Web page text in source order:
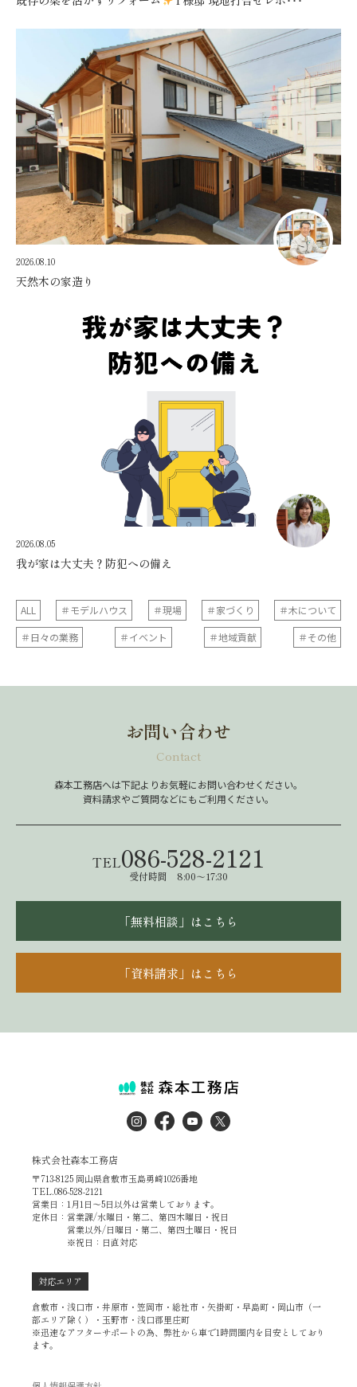
2026.08.10
天然木の家造り
2026.08.05
我が家は大丈夫？防犯への備え
ALL ＃モデルハウス ＃現場 ＃家づくり
＃木について
＃日々の業務
＃イベント ＃地域貢献 ＃その他
お問い合わせ
Contact
森本工務店へは下記よりお気軽にお問い合わせください。
資料請求やご質問などにもご利用ください。
TEL086-528-2121
受付時間 8:00～17:30
「無料相談」はこちら
「資料請求」はこちら
株式会社森本工務店
〒713-8125 岡山県倉敷市玉島勇崎1026番地
TEL.086-528-2121
営業日：1月1日～5日以外は営業しております。
定休日：営業課/水曜日・第二、第四木曜日・祝日
営業以外/日曜日・第二、第四土曜日・祝日
※祝日：日直対応
対応エリア
倉敷市・浅口市・井原市・笠岡市・総社市・矢掛町・早島町・岡山市（一
部エリア除く）・玉野市・浅口郡里庄町
※迅速なアフターサポートの為、弊社から車で1時間圏内を目安としており
ます。